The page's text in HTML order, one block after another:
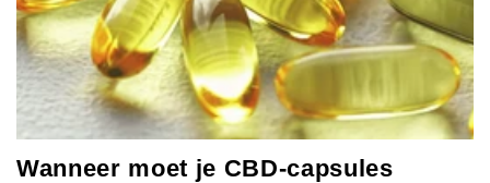
Wanneer moet je CBD-capsules